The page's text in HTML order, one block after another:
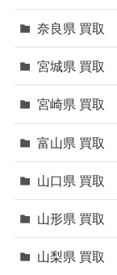
奈良県 買取
宮城県 買取
宮崎県 買取
富山県 買取
山口県 買取
山形県 買取
山梨県 買取